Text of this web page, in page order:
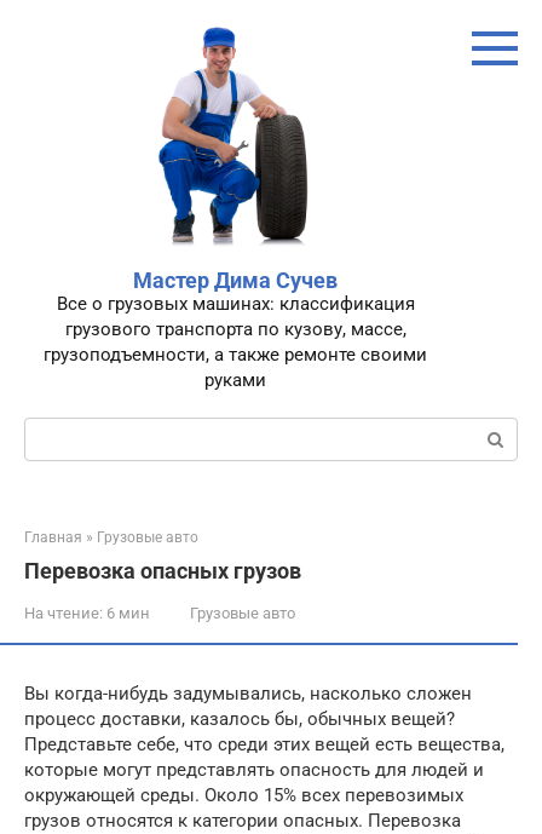
Мастер Дима Сучев
Все о грузовых машинах: классификация
грузового транспорта по кузову, массе,
грузоподъемности, а также ремонте своими
руками
Поиск:
Главная » Грузовые авто
Перевозка опасных грузов
На чтение: 6 мин Грузовые авто
Вы когда-нибудь задумывались, насколько сложен
процесс доставки, казалось бы, обычных вещей?
Представьте себе, что среди этих вещей есть вещества,
которые могут представлять опасность для людей и
окружающей среды. Около 15% всех перевозимых
грузов относятся к категории опасных. Перевозка